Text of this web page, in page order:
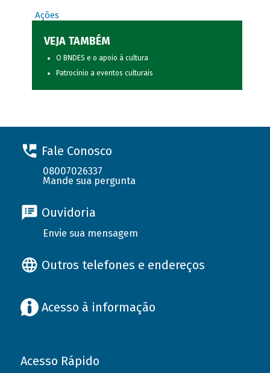
Ações
VEJA TAMBÉM
O BNDES e o apoio à cultura
Patrocínio a eventos culturais
Fale Conosco
08007026337
Mande sua pergunta
Ouvidoria
Envie sua mensagem
Outros telefones e endereços
Acesso à informação
Acesso Rápido